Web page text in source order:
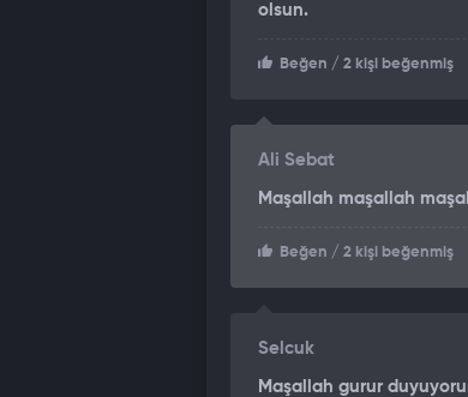
olsun.
Beğen / 2 kişi beğenmiş
Ali Sebat
Maşallah maşallah
Beğen / 2 kişi beğenmiş
Selcuk
Maşallah gurur